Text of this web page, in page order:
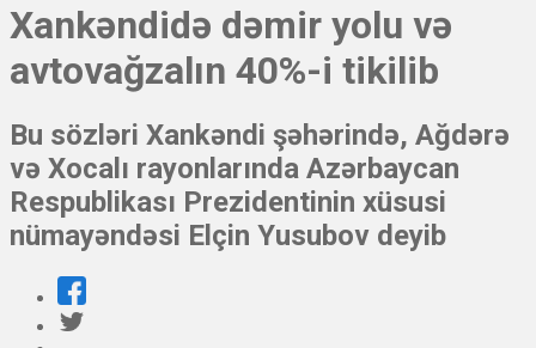
Xankəndidə dəmir yolu və
avtovağzalın 40%-i tikilib
Bu sözləri Xankəndi şəhərində, Ağdərə
və Xocalı rayonlarında Azərbaycan
Respublikası Prezidentinin xüsusi
nümayəndəsi Elçin Yusubov deyib